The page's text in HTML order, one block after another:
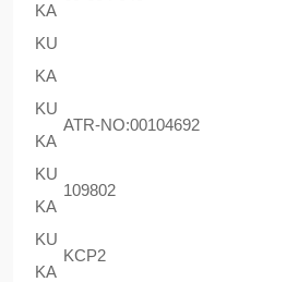
KA
KU
KA
KU
KA
ATR-NO:00104692
KU
KA
109802
KU
KA
KCP2